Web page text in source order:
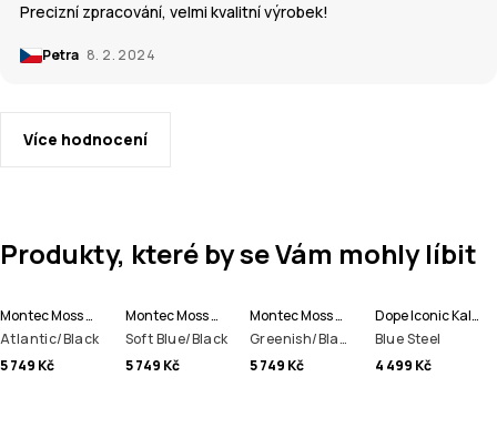
Precizní zpracování, velmi kvalitní výrobek!
Petra 8. 2. 2024
Více hodnocení
Produkty, které by se Vám mohly líbit
Montec Moss W Lyžařská Bunda Dámské
Atlantic/Black
5 749 Kč
Montec Moss W Lyžařská Bunda Dámské
Soft Blue/Black
5 749 Kč
Montec Moss W Lyžařská Bunda Dámské
Greenish/Black
5 749 Kč
Dope Iconic Kalhoty na Snowboard Pánské
Blue Steel
4 499 Kč